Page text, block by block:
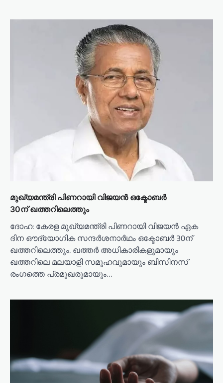
മുഖ്യമന്ത്രി പിണറായി വിജയൻ ഒക്ടോബർ
30ന് ഖത്തറിലെത്തും
ദോഹ: കേരള മുഖ്യമന്ത്രി പിണറായി വിജയൻ ഏക
ദിന ഔദ്യോഗിക സന്ദർശനാർഥം ഒക്ടോബർ 30ന്
ഖത്തറിലെത്തും. ഖത്തർ അധികാരികളുമായും
ഖത്തറിലെ മലയാളി സമൂഹവുമായും ബിസിനസ്
രംഗത്തെ പ്രമുഖരുമായും…